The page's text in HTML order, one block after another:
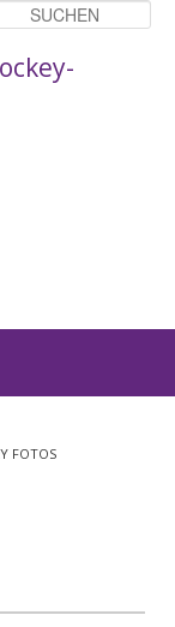
FOTOS